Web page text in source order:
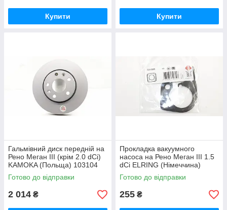
Купити Купити
Гальмівний диск передній на
Рено Меган III (крім 2.0 dCi)
KAMOKA (Польща) 103104
Готово до відправки
2 014 ₴
Прокладка вакуумного
насоса на Рено Меган III 1.5
dCi ELRING (Німеччина)
331831
Готово до відправки
255 ₴